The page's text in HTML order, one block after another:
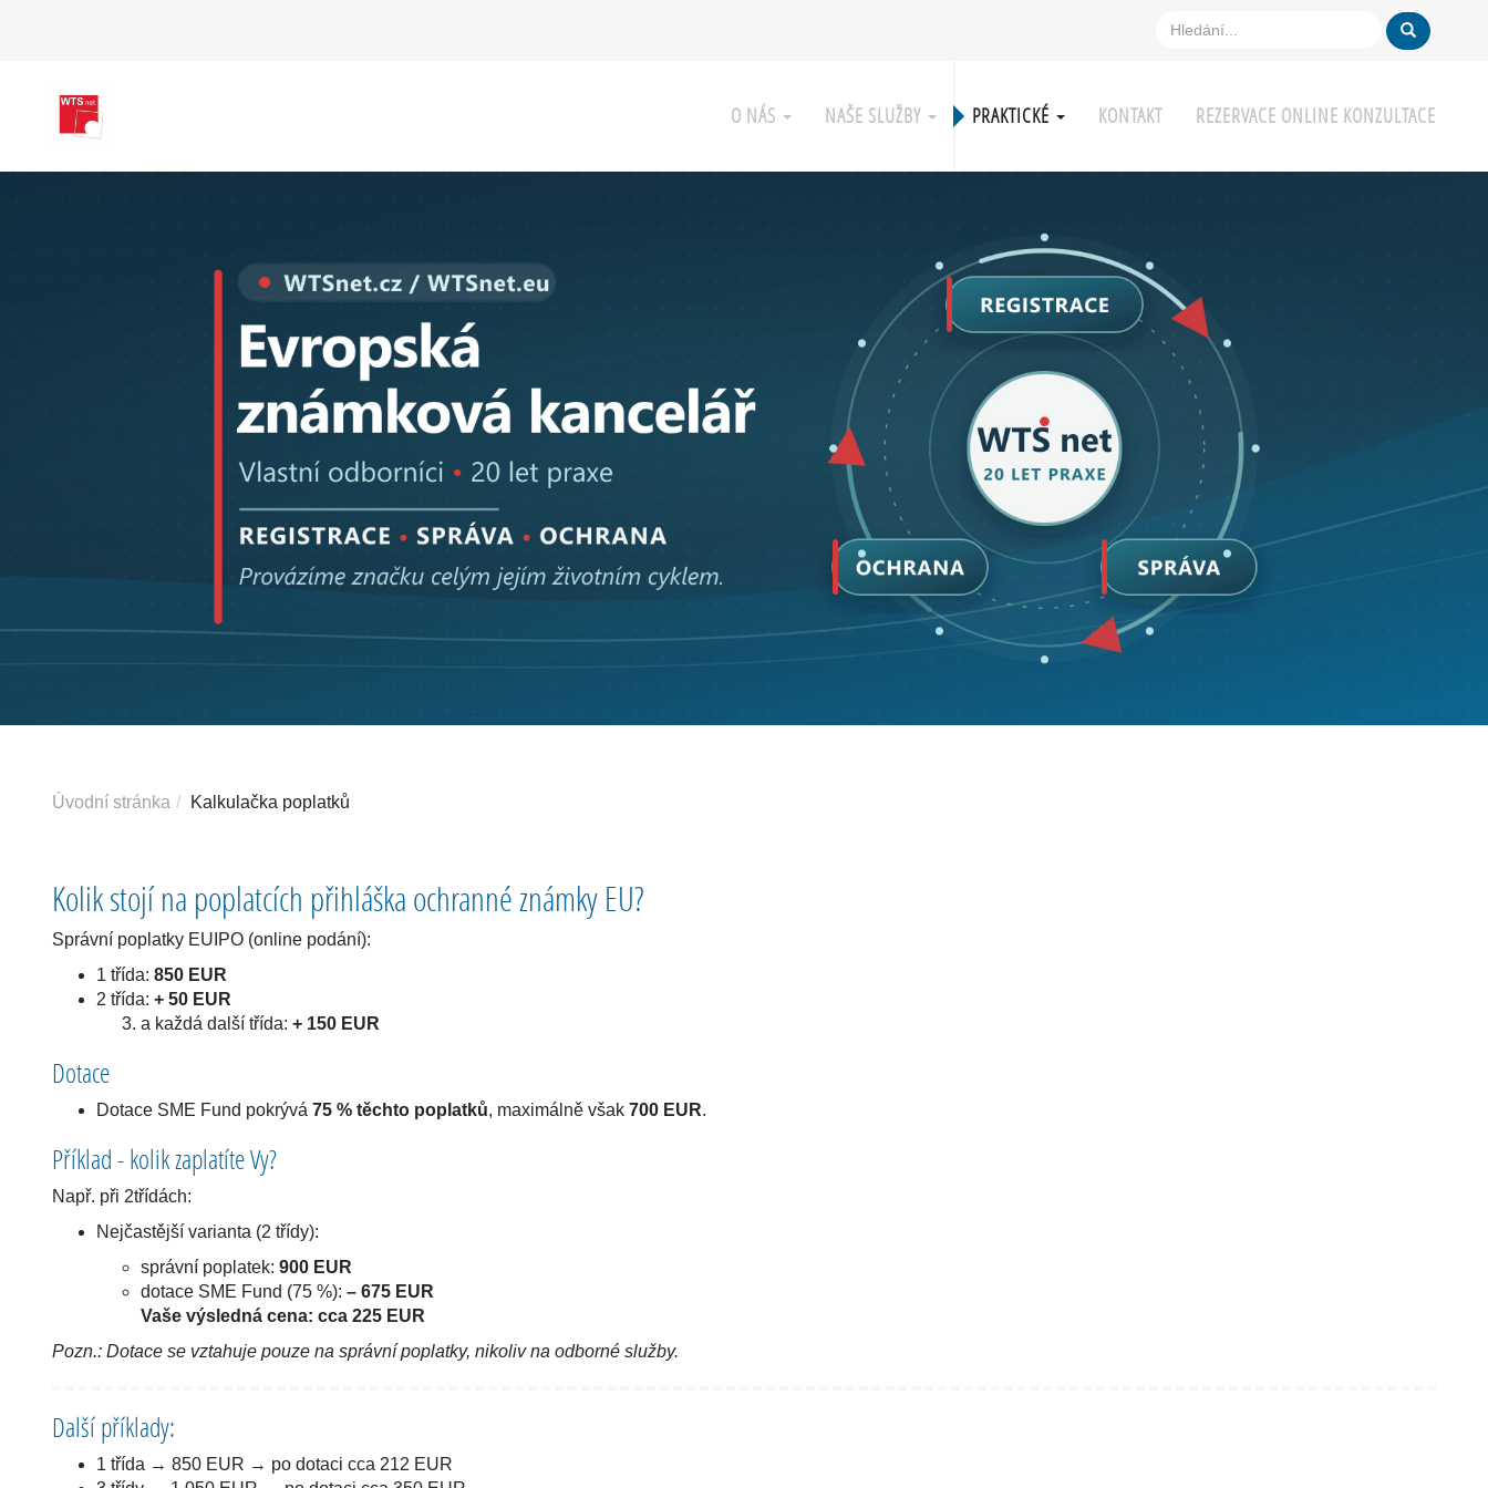
O NÁS NAŠE SLUŽBY PRAKTICKÉ KONTAKT REZERVACE ONLINE KONZULTACE
Úvodní stránka Kalkulačka poplatků
Kolik stojí na poplatcích přihláška ochranné známky EU?
Správní poplatky EUIPO (online podání):
1 třída: 850 EUR
2 třída: + 50 EUR
a každá další třída: + 150 EUR
Dotace
Dotace SME Fund pokrývá 75 % těchto poplatků, maximálně však 700 EUR.
Příklad - kolik zaplatíte Vy?
Např. při 2třídách:
Nejčastější varianta (2 třídy):
správní poplatek: 900 EUR
dotace SME Fund (75 %): – 675 EUR
Vaše výsledná cena: cca 225 EUR
Pozn.: Dotace se vztahuje pouze na správní poplatky, nikoliv na odborné služby.
Další příklady:
1 třída → 850 EUR → po dotaci cca 212 EUR